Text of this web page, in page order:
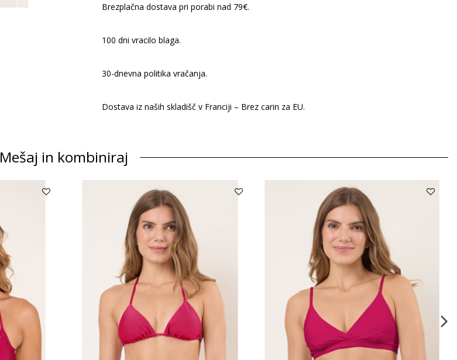
Brezplačna dostava pri porabi nad 79€.
100 dni vracilo blaga.
30-dnevna politika vračanja.
Dostava iz naših skladišč v Franciji – Brez carin za EU.
Mešaj in kombiniraj